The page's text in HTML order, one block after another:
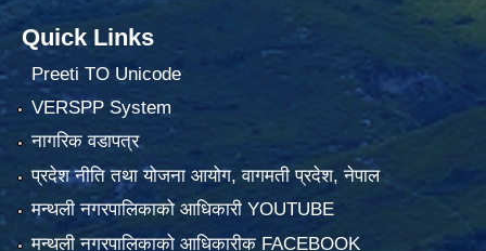
Quick Links
Preeti TO Unicode
VERSPP System
नागरिक वडापत्र
प्रदेश नीति तथा योजना आयोग, वागमती प्रदेश, नेपाल
मन्थली नगरपालिकाको आधिकारी YOUTUBE
मन्थली नगरपालिकाको आधिकारीक FACEBOOK